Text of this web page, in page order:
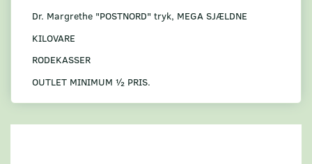
Dr. Margrethe "POSTNORD" tryk, MEGA SJÆLDNE
KILOVARE
RODEKASSER
OUTLET MINIMUM ½ PRIS.